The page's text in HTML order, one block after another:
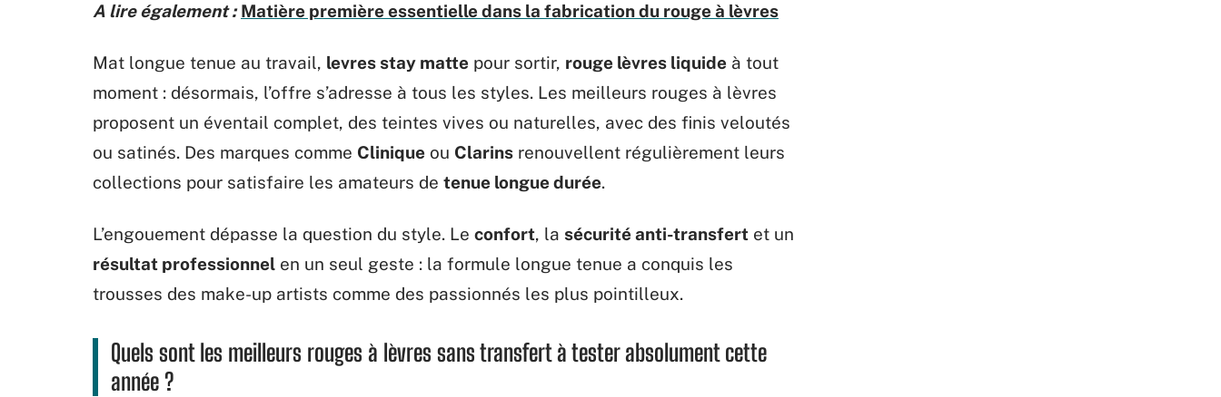
A lire également : Matière première essentielle dans la fabrication du rouge à lèvres
Mat longue tenue au travail, levres stay matte pour sortir, rouge lèvres liquide à tout
moment : désormais, l’offre s’adresse à tous les styles. Les meilleurs rouges à lèvres
proposent un éventail complet, des teintes vives ou naturelles, avec des finis veloutés
ou satinés. Des marques comme Clinique ou Clarins renouvellent régulièrement leurs
collections pour satisfaire les amateurs de tenue longue durée.
L’engouement dépasse la question du style. Le confort, la sécurité anti-transfert et un
résultat professionnel en un seul geste : la formule longue tenue a conquis les
trousses des make-up artists comme des passionnés les plus pointilleux.
Quels sont les meilleurs rouges à lèvres sans transfert à tester absolument cette
année ?